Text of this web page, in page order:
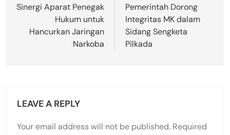
navigation
Sinergi Aparat Penegak
Hukum untuk
Hancurkan Jaringan
Narkoba
Pemerintah Dorong
Integritas MK dalam
Sidang Sengketa
Pilkada
LEAVE A REPLY
Your email address will not be published. Required